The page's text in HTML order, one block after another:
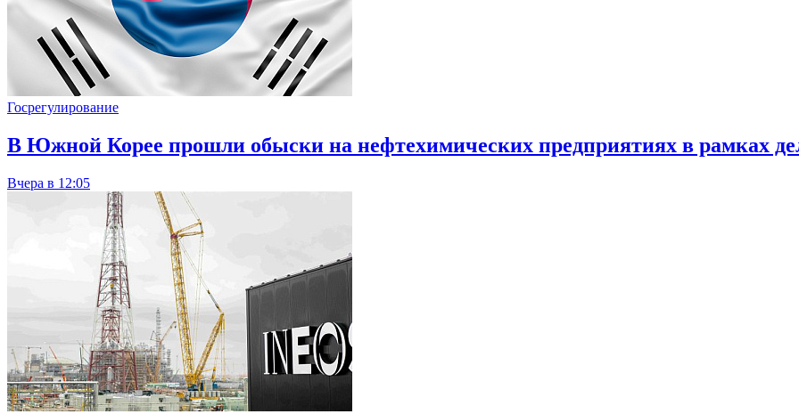
Госрегулирование
В Южной Корее прошли обыски на нефтехимических предприятиях в рамках
Вчера в 12:05